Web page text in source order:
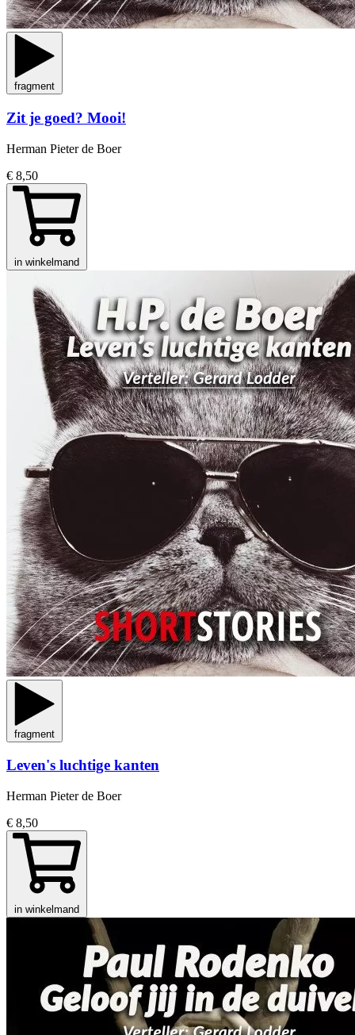
fragment
Zit je goed? Mooi!
Herman Pieter de Boer
€ 8,50
in winkelmand
fragment
Leven's luchtige kanten
Herman Pieter de Boer
€ 8,50
in winkelmand